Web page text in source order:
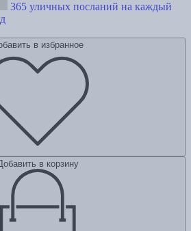
365 уличных посланий на каждый
в избранное
в корзину